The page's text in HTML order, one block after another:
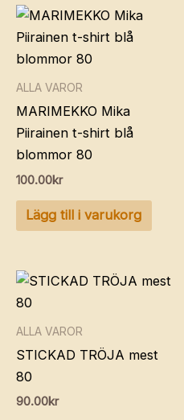
ALLA VAROR
MARIMEKKO Mika
Piirainen t-shirt blå
blommor 80
100.00kr
Lägg till i varukorg
ALLA VAROR
STICKAD TRÖJA mest
80
90.00kr